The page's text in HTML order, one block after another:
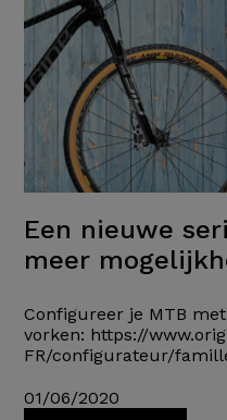
Een nieuwe
meer
Configureer je MTB
vorken: https://
FR/configurateur/
01/06/2020